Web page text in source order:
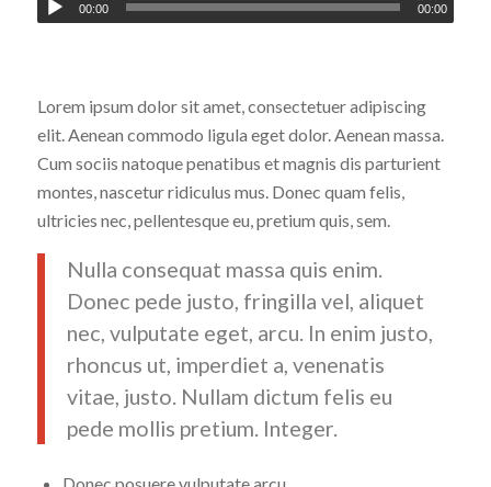
00:00 00:00
Lorem ipsum dolor sit amet, consectetuer adipiscing
elit. Aenean commodo ligula eget dolor. Aenean massa.
Cum sociis natoque penatibus et magnis dis parturient
montes, nascetur ridiculus mus. Donec quam felis,
ultricies nec, pellentesque eu, pretium quis, sem.
Nulla consequat massa quis enim.
Donec pede justo, fringilla vel, aliquet
nec, vulputate eget, arcu. In enim justo,
rhoncus ut, imperdiet a, venenatis
vitae, justo. Nullam dictum felis eu
pede mollis pretium. Integer.